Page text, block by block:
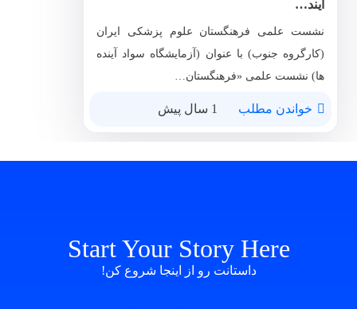
آیند…
نشست علمی فرهنگستان علوم پزشکی ایران
(کارگروه جنوب) با عنوان (آزمایشگاه سواد آینده
ها) نشست علمی «فرهنگستان…
خواندن مطلب 1 سال پیش
Start Your Story Here
داستانت رو از اینجا شروع کن!